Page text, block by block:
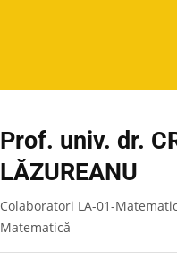
Prof. univ. dr.
LĂZUREANU
Colaboratori LA-01-
Matematică